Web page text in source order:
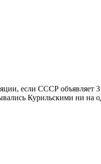
если СССР объявляет
Курильскими ни на